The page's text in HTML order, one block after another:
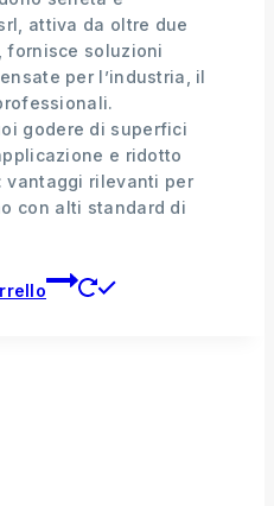
attiva da oltre due
fornisce soluzioni
per l’industria, il
godere di superfici
e ridotto
vantaggi rilevanti per
con alti standard di